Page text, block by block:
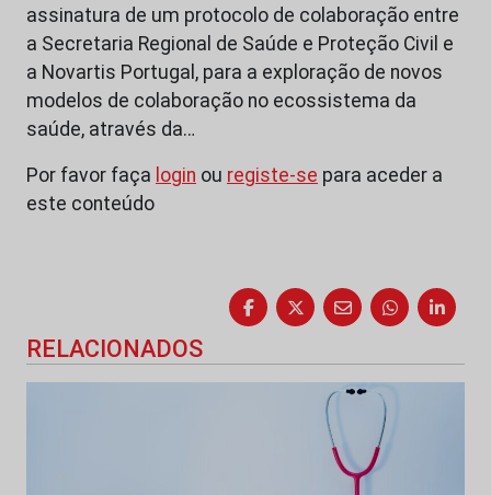
assinatura de um protocolo de colaboração entre
a Secretaria Regional de Saúde e Proteção Civil e
a Novartis Portugal, para a exploração de novos
modelos de colaboração no ecossistema da
saúde, através da…
Por favor faça login ou registe-se para aceder a
este conteúdo
RELACIONADOS